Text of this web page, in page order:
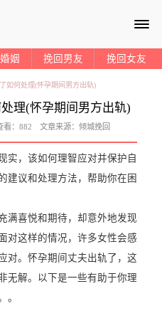
≡
姻 挽回男友 挽回女友
如何处理(怀孕期间男方出轨)
理(怀孕期间男方出轨)
看：882 文章来源： 倾城挽回
实，该如何理智应对并保护自
建议和处理方法，帮助你在困
满喜悦和期待，却意外地发现
对这样的情况，许多女性会感
对。怀孕期间丈夫出轨了，这
无解。以下是一些有助于你理
。